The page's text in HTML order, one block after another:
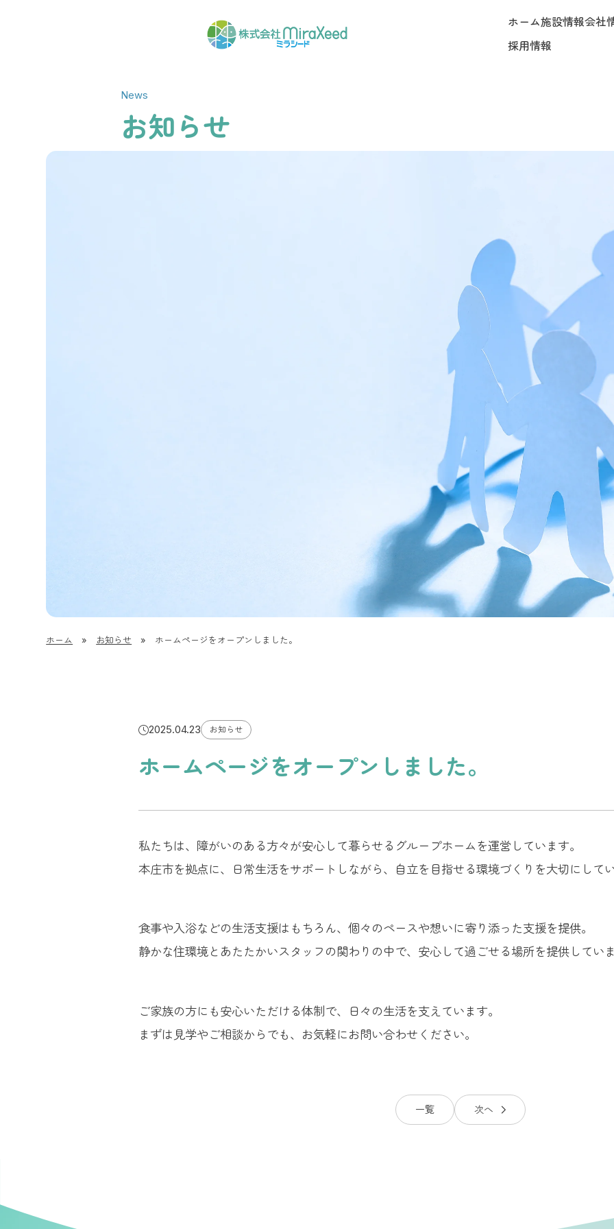
ホーム施設情報会社
採用情報
News
お知らせ
ホーム » お知らせ » ホームページをオープンしました。
2025.04.23 お知らせ
ホームページをオープンしました。
私たちは、障がいのある方々が安心して暮らせるグループホームを運営しています。
本庄市を拠点に、日常生活をサポートしながら、自立を目指せる環境づくりを大切にして
食事や入浴などの生活支援はもちろん、個々のペースや想いに寄り添った支援を提供。
静かな住環境とあたたかいスタッフの関わりの中で、安心して過ごせる場所を提供してい
ご家族の方にも安心いただける体制で、日々の生活を支えています。
まずは見学やご相談からでも、お気軽にお問い合わせください。
一覧 次へ